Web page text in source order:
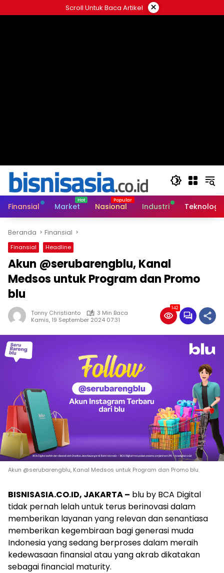
ke
Scroll Untuk Baca Artikel ×
Finansial Market Nasional Industri Teknologi
Beranda Finansial
Finansial Headline
Akun @serubarengblu, Kanal
Medsos untuk Program dan Promo
blu
Tonny Christianto
3 Min Baca
Kamis, 19 September 2024 07:31
142
Akun @serubarengblu, Kanal Medsos untuk Program dan Promo blu
BISNISASIA.CO.ID, JAKARTA – blu by BCA Digital
tidak pernah lelah untuk terus berinovasi dalam
memberikan layanan yang relevan dan senantiasa
memberikan kegembiraan bagi generasi muda
Indonesia yang sedang berproses dalam meraih
kedewasaan finansial atau yang akrab dikatakan
sebagai financial maturity.